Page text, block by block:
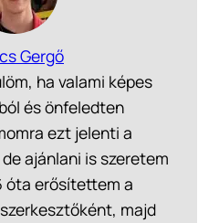
Gergő
ha valami képes
és önfeledten
ezt jelenti a
ajánlani is szeretem
óta erősítettem a
majd